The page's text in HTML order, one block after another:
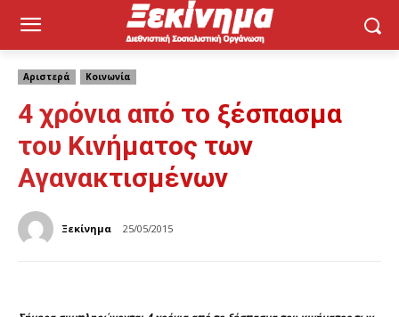
Αριστερά Κοινωνία
4 χρόνια από το ξέσπασμα
του Κινήματος των
Αγανακτισμένων
Ξεκίνημα 25/05/2015